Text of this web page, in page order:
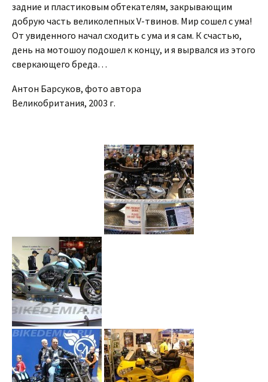
задние и пластиковым обтекателям, закрывающим
добрую часть великолепных V-твинов. Мир сошел с ума!
От увиденного начал сходить с ума и я сам. К счастью,
день на мотошоу подошел к концу, и я вырвался из этого
сверкающего бреда…
Антон Барсуков, фото автора
Великобритания, 2003 г.